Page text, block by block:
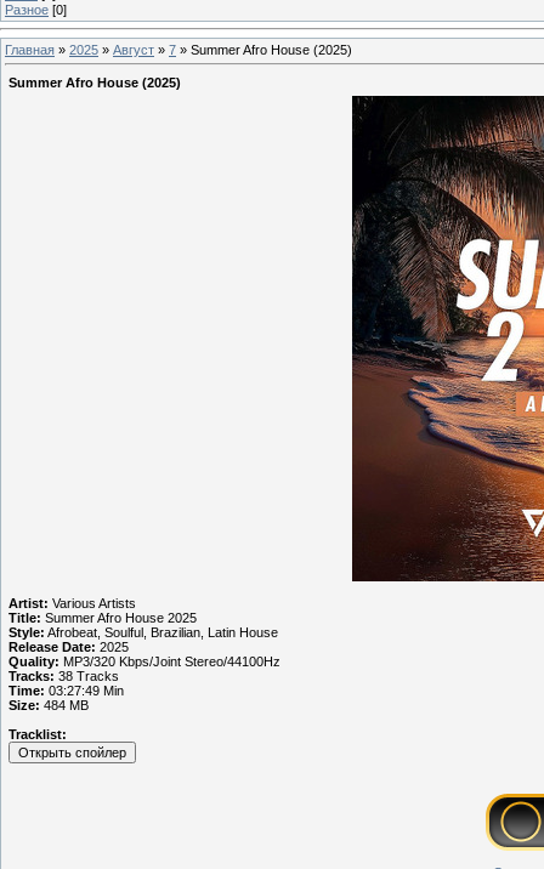
Разное [0]
Главная » 2025 » Август » 7 » Summer Afro House (2025)
Summer Afro House (2025)
Artist: Various Artists
Title: Summer Afro House 2025
Style: Afrobeat, Soulful, Brazilian, Latin House
Release Date: 2025
Quality: MP3/320 Kbps/Joint Stereo/44100Hz
Tracks: 38 Tracks
Time: 03:27:49 Min
Size: 484 MB
Tracklist: